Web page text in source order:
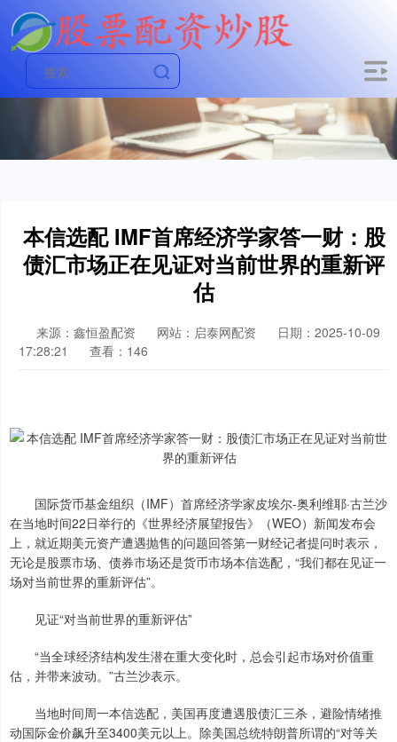
本信选配 IMF首席经济学家答一财：股
债汇市场正在见证对当前世界的重新评
估
来源：鑫恒盈配资 网站：启泰网配资
日期：2025-10-09
17:28:21
查看：146
国际货币基金组织（IMF）首席经济学家皮埃尔-奥利维耶·古兰沙
在当地时间22日举行的《世界经济展望报告》（WEO）新闻发布会
上，就近期美元资产遭遇抛售的问题回答第一财经记者提问时表示，
无论是股票市场、债券市场还是货币市场本信选配，“我们都在见证一
场对当前世界的重新评估”。
见证“对当前世界的重新评估”
“当全球经济结构发生潜在重大变化时，总会引起市场对价值重
估，并带来波动。”古兰沙表示。
当地时间周一本信选配，美国再度遭遇股债汇三杀，避险情绪推
动国际金价飙升至3400美元以上。除美国总统特朗普所谓的“对等关